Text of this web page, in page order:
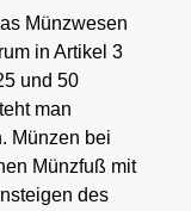
Münzwesen
in Artikel 3
und 50
man
Münzen bei
Münzfuß mit
des